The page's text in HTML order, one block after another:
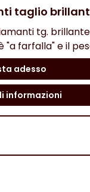
taglio
tg.
"a farfalla" e il
adesso
informazioni